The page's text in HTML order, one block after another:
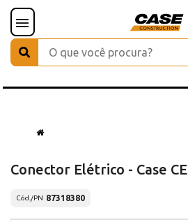
Conector Elétrico - Case CE
Cód./PN 87318380